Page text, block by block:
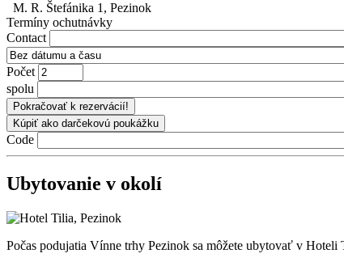
M. R. Štefánika 1, Pezinok
Termíny ochutnávky
Contact
Počet
spolu
Code
Ubytovanie v okolí
Počas podujatia Vínne trhy Pezinok sa môžete ubytovať v